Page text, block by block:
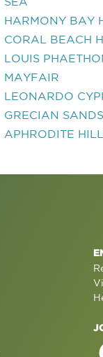
HARMONY BAY
CORAL BEACH
LOUIS
MAYFAIR
LEONARDO
GRECIAN
APHRODITE